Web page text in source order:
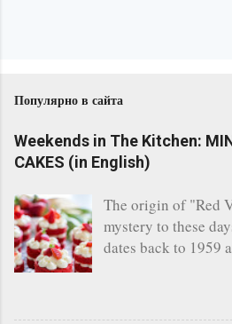
Популярно в сайта
Weekends in The Kitchen:
CAKES (in English)
The origin of "Red
mystery to these
dates back to 1959
Astoria - New